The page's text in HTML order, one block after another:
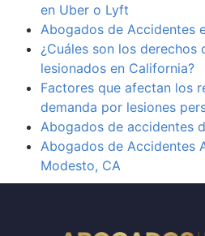
en Uber o Lyft
Abogados de Accidentes
¿Cuáles son los derechos
lesionados en California?
Factores que afectan los
demanda por lesiones
Abogados de accidentes
Abogados de Accidentes
Modesto, CA